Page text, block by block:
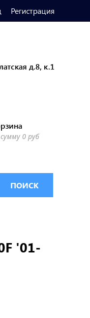
Регистрация
д.8, к.1
0 руб
ПОИСК
'01-